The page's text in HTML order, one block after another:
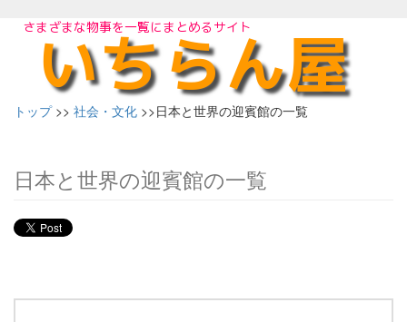
トップ >> 社会・文化 >>日本と世界の迎賓館の一覧
日本と世界の迎賓館の一覧